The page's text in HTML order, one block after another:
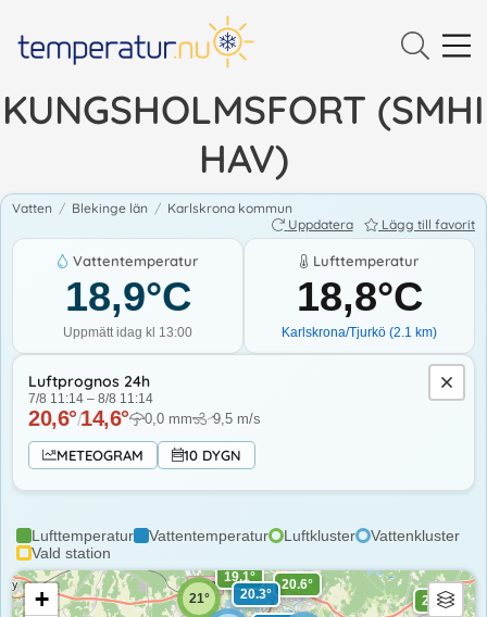
KUNGSHOLMSFORT (SMHI
HAV)
Vatten / Blekinge län / Karlskrona kommun
Uppdatera
Lägg till favorit
Vattentemperatur
18,9°C
Uppmätt idag kl 13:00
Lufttemperatur
18,8°C
Karlskrona/Tjurkö (2.1 km)
Luftprognos 24h
7/8 11:14 – 8/8 11:14
20,6°/14,6° 0,0 mm ↓9,5 m/s
METEOGRAM 10 DYGN
Lufttemperatur Vattentemperatur Luftkluster
Vattenkluster
Vald station
20.6°
22.2°
19.1°
21°
20.3°
+